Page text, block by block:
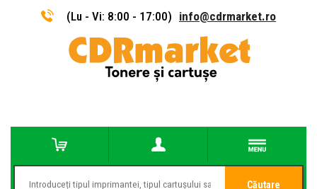
(Lu - Vi: 8:00 - 17:00) info@cdrmarket.ro
Căutare